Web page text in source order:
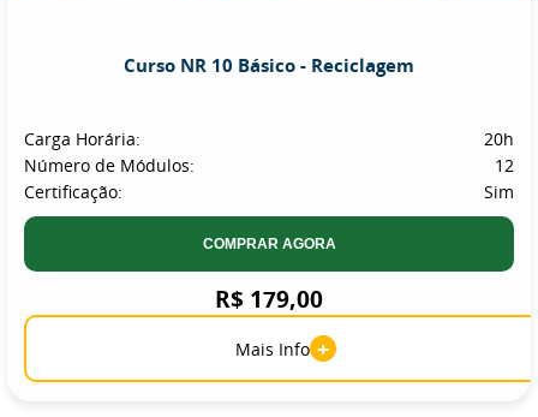
Curso NR 10 Básico - Reciclagem
Carga Horária:
20h
Número de Módulos:
12
Certificação:
Sim
COMPRAR AGORA
R$ 179,00
Mais Info +